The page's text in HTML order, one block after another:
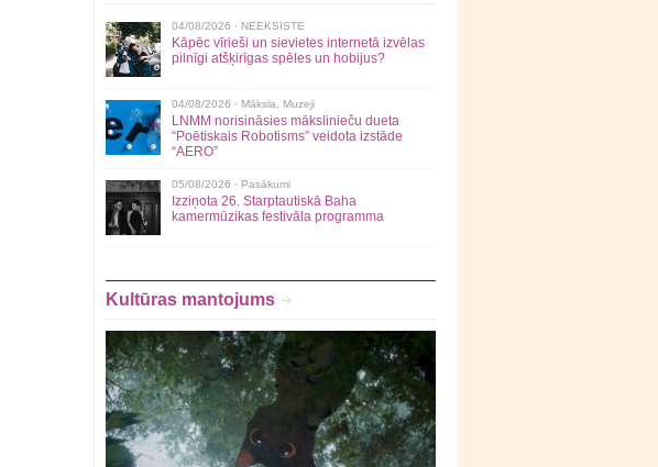
04/08/2026 · NEEKSISTE
Kāpēc vīrieši un sievietes internetā izvēlas
pilnīgi atšķirīgas spēles un hobijus?
04/08/2026 · Māksla Muzeji
LNMM norisināsies mākslinieču dueta
“Poētiskais Robotisms” veidota izstāde
“AERO”
05/08/2026 · Pasākumi
Izziņota 26. Starptautiskā Baha
kamermūzikas festivāla programma
Kultūras mantojums